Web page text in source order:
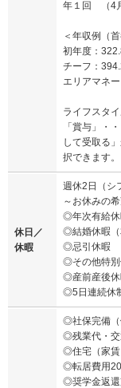
年１回 （4
＜年収例（
初年度：
チーフ：
エリアマネ
ライフスタ
「賞与」・
して受取る
択できます。
休日／
休暇
週休2日（
～お休みの
◎年次有給休
◎結婚休暇（
◎忌引休暇
◎その他特別
◎産前産後休
◎5日連続休
◎社保完備（
◎残業代・
◎住宅（家
◎転居費用
◎奨学金返還